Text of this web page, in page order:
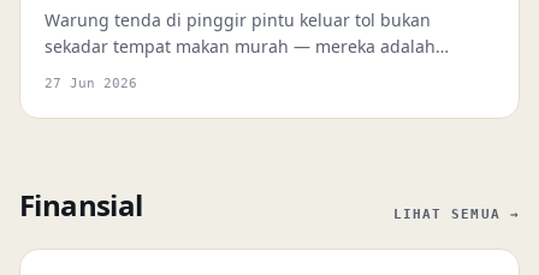
Warung tenda di pinggir pintu keluar tol bukan
sekadar tempat makan murah — mereka adalah
simpul ekonomi mikro, praktisi tacit knowledge, dan
dari perhatian.
27 Jun 2026
Finansial LIHAT SEMUA →